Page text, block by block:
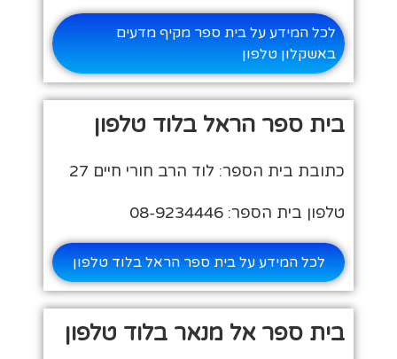
לכל המידע על בית ספר מקיף מדעים
באשקלון טלפון
בית ספר הראל בלוד טלפון
כתובת בית הספר: לוד הרב חורי חיים 27
טלפון בית הספר: 08-9234446
לכל המידע על בית ספר הראל בלוד טלפון
בית ספר אל מנאר בלוד טלפון